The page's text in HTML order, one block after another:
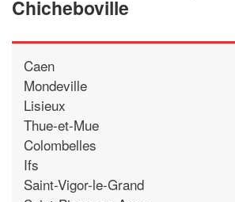
Chicheboville
Caen
Mondeville
Lisieux
Thue-et-Mue
Colombelles
Ifs
Saint-Vigor-le-Grand